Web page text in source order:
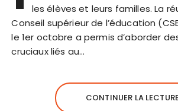
les élèves et leurs familles. La
Conseil supérieur de l’éducation
le 1er octobre a permis d’aborder
cruciaux liés au…
CONTINUER LA LECTURE